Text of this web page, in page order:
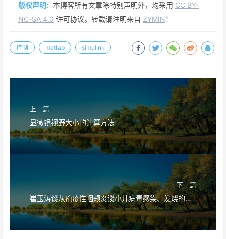
版权声明: 本博客所有文章除特别声明外，均采用 CC BY-
NC-SA 4.0 许可协议。转载请注明来自 ZYMIN！
控制 matlab simulink
上一篇
显微镜视野大小的计算方法
下一篇
崔玉涛谈从疱疹性咽颊炎谈小儿病毒感染、发烧的处理